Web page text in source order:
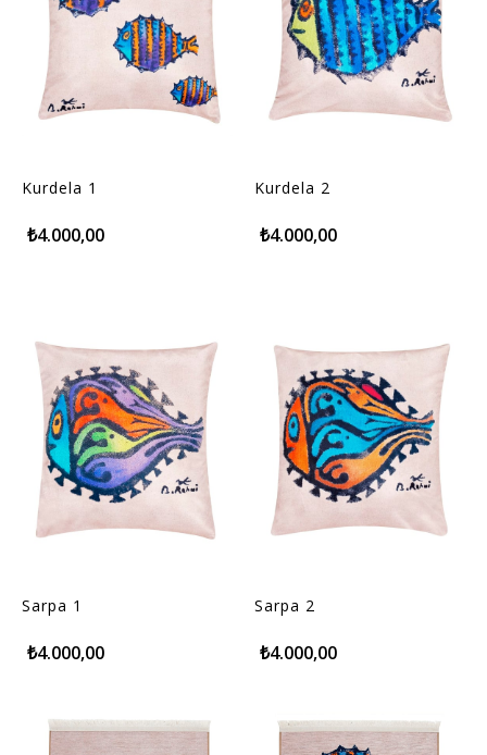
Kurdela 1
₺4.000,00
Kurdela 2
₺4.000,00
Sarpa 1
₺4.000,00
Sarpa 2
₺4.000,00